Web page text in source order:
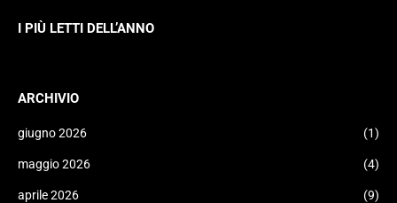
I PIÙ LETTI DELL’ANNO
ARCHIVIO
giugno 2026 (1)
maggio 2026 (4)
aprile 2026 (9)